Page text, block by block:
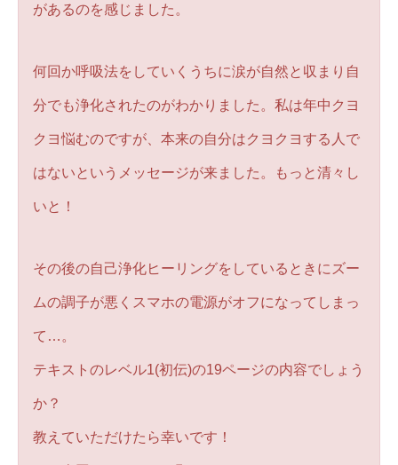
があるのを感じました。
何回か呼吸法をしていくうちに涙が自然と収まり自
分でも浄化されたのがわかりました。私は年中クヨ
クヨ悩むのですが、本来の自分はクヨクヨする人で
はないというメッセージが来ました。もっと清々し
いと！
その後の自己浄化ヒーリングをしているときにズー
ムの調子が悪くスマホの電源がオフになってしまっ
て…。
テキストのレベル1(初伝)の19ページの内容でしょう
か？
教えていただけたら幸いです！